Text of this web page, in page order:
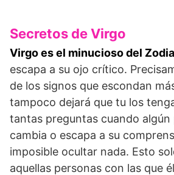
Secretos de Virgo
Virgo es el minucioso del
escapa a su ojo crítico.
de los signos que escondan
tampoco dejará que tu los
tantas preguntas cuando algún
cambia o escapa a su
imposible ocultar nada. Esto
aquellas personas con las que